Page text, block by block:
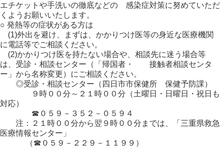
エチケットや手洗いの徹底などの 感染症対策に努めていただ
くようお願いいたします。
○ 発熱等の症状がある方は
(1)外出を避け、まずは、かかりつけ医等の身近な医療機関
に電話等でご相談ください。
(2)かかりつけ医を持たない場合や、相談先に迷う場合等
は、受診・相談センター（「帰国者・ 接触者相談センタ
ー」から名称変更）にご相談ください。
◎受診・相談センター（四日市市保健所 保健予防課）
９時００分～２１時００分（土曜日・日曜日・祝日も
対応）
☎０５９－３５２－０５９４
注：２１時００分から翌９時００分までは、「三重県救急
医療情報センター」
（☎０５９－２２９－１１９９）